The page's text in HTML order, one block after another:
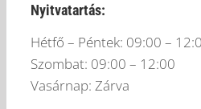
Nyitvatartás:
Hétfő – Péntek: 09:00 –
Szombat: 09:00 – 12:00
Vasárnap: Zárva